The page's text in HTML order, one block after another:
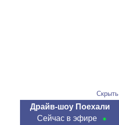
Скрыть
Драйв-шоу Поехали
Сейчас в эфире